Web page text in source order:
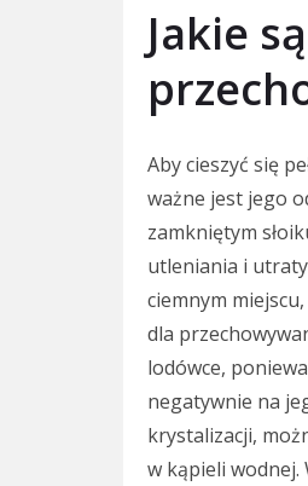
Jakie
Aby cieszyć się
ważne jest jego
zamkniętym
utleniania i utraty
ciemnym
dla
lodówce,
negatywnie na
krystalizacji,
w kąpieli wodnej.